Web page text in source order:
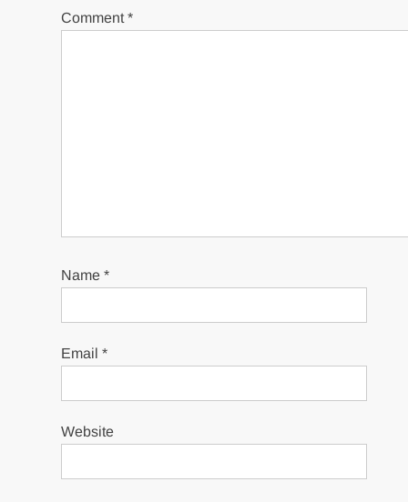
Comment*
Name*
Email*
Website